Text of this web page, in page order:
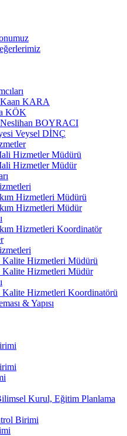
KARA
KÖK
BOYRACI
Veysel DİNÇ
Hizmetler Müdürü
Hizmetler Müdür
Hizmetleri Müdürü
Hizmetleri Müdür
Hizmetleri Koordinatör
Kalite Hizmetleri Müdürü
Kalite Hizmetleri Müdür
Kalite Hizmetleri Koordinatörü
& Yapısı
Kurul, Eğitim Planlama
Birimi